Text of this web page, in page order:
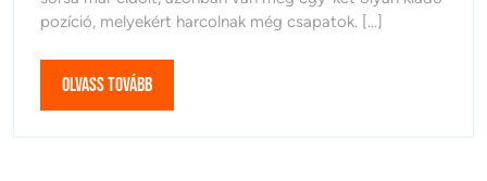
pozíció, melyekért harcolnak még csapatok. [...]
Olvass továbbOlvass
tovább